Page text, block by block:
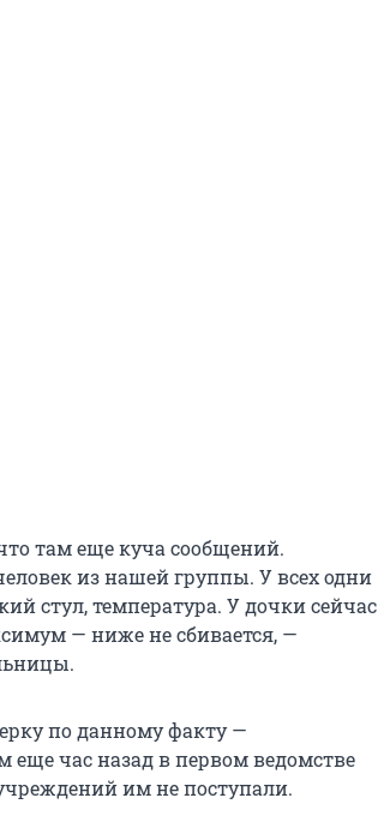
там еще куча сообщений.
из нашей группы. У всех одни
стул, температура. У дочки сейчас
— ниже не сбивается, —
по данному факту —
еще час назад в первом ведомстве
им не поступали.